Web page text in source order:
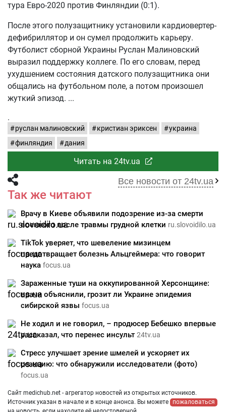
тура Евро-2020 против Финляндии (0:1).
После этого полузащитнику установили кардиовертер-
дефибриллятор и он сумел продолжить карьеру.
Футболист сборной Украины Руслан Малиновский
выразил поддержку коллеге. По его словам, перед
ухудшением состояния датского полузащитника они
общались на футбольном поле, а потом произошел
жуткий эпизод.
.
руслан малиновский кристиан эриксен
украина
финляндия
дания
Читать на 24tv.ua
Все новости от 24tv.ua
Так же читают
Врачу в Киеве объявили подозрение из-за смерти
военного после травмы грудной клетки ru.slovoidilo.ua
TikTok уверяет, что шевеление мизинцем
предотвращает болезнь Альцгеймера: что говорит
наука focus.ua
Зараженные туши на оккупированной Херсонщине:
врачи объяснили, грозит ли Украине эпидемия
сибирской язвы focus.ua
Не ходил и не говорил, – продюсер Бебешко впервые
рассказал, что перенес инсульт24tv.ua
Стресс улучшает зрение шмелей и ускоряет их
реакцию: что обнаружили исследователи (фото)
focus.ua
Сайт medichub.net - агрегатор новостей из открытых источников.
Источник указан в начале и в конце анонса. Вы можете
пожаловаться